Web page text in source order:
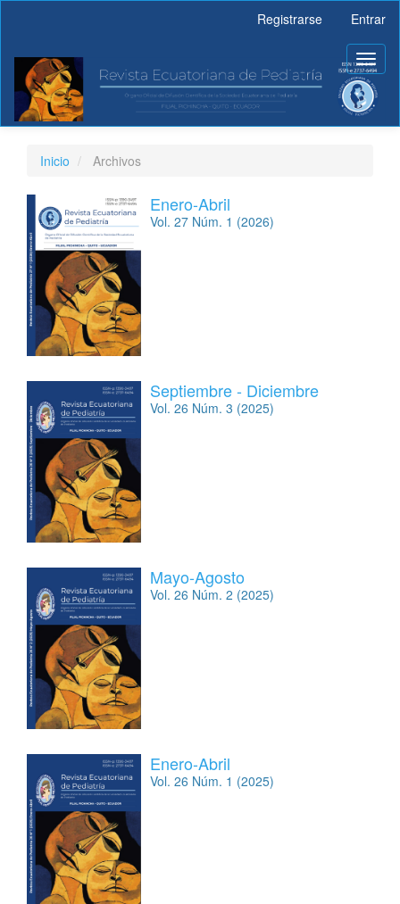
principal
Barra
lateral
Registrarse Entrar
Inicio Archivos
Enero-Abril
Vol. 27 Núm. 1 (2026)
Septiembre - Diciembre
Vol. 26 Núm. 3 (2025)
Mayo-Agosto
Vol. 26 Núm. 2 (2025)
Enero-Abril
Vol. 26 Núm. 1 (2025)